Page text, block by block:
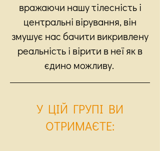
вражаючи нашу тілесність і
центральні вірування, він
змушує нас бачити викривлену
реальність і вірити в неї як в
єдино можливу.
У ЦІЙ ГРУПІ ВИ
ОТРИМАЄТЕ: